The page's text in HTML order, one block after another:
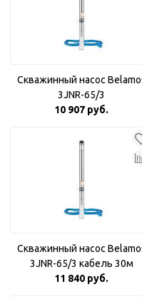
Скважинный насос
3JNR-65/3
10 907 руб.
Скважинный насос
3JNR-65/3 кабель 30м
11 840 руб.